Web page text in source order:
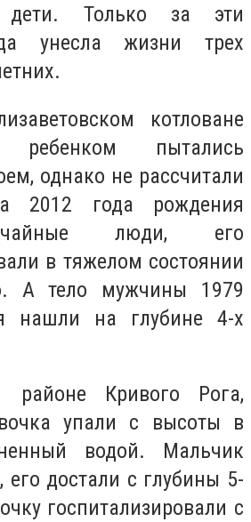
дети. Только за эти
унесла жизни трех
котловане
пытались
однако не рассчитали
2012 года рождения
люди, его
в тяжелом состоянии
А тело мужчины 1979
нашли на глубине 4-х
районе Кривого Рога,
упали с высоты в
водой. Мальчик
его достали с глубины 5-
госпитализировали с